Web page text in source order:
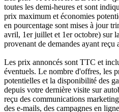
toutes les demi-heures et sont
prix maximum et économies
en pourcentage sont mises à jour
avril, 1er juillet et 1er octobre) sur
provenant de demandes ayant reçu
Les prix annoncés sont TTC et
éventuels. Le nombre d'offres, les
potentielles et la disponibilité des
depuis votre dernière visite sur
reçu des communications
des e-mails, des campagnes en